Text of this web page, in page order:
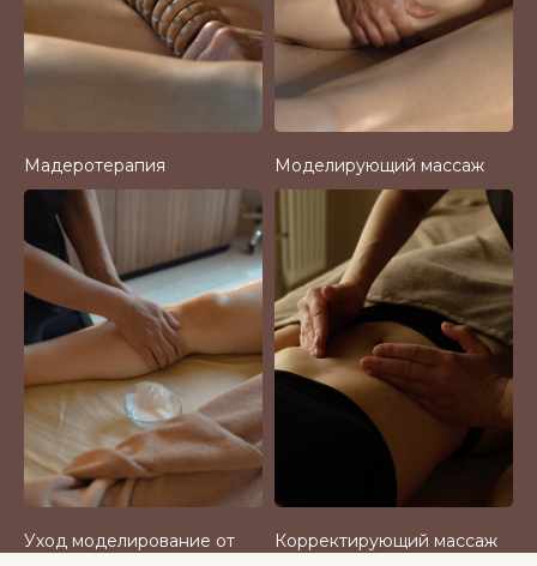
Мадеротерапия Моделирующий массаж
Уход моделирование от
Vagheggi
Корректирующий массаж
живота